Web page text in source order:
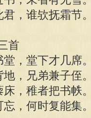
，谁欤抚霜节
首
，堂下才几席
，兄弟兼子侄
，稚者把书帙
，何时复能集